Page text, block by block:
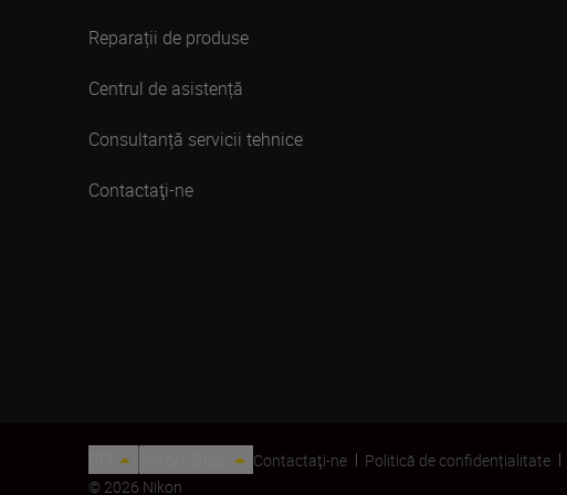
Reparații de produse
Centrul de asistență
Consultanță servicii tehnice
Contactaţi-ne
Contactaţi-ne Politică de confidențialitate
© 2026 Nikon